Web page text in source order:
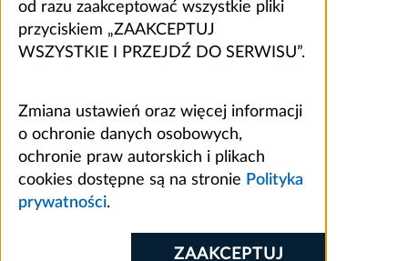
od razu zaakceptować wszystkie pliki
przyciskiem „ZAAKCEPTUJ
WSZYSTKIE I PRZEJDŹ DO SERWISU”.
Zmiana ustawień oraz więcej informacji
o ochronie danych osobowych,
ochronie praw autorskich i plikach
cookies dostępne są na stronie Polityka
prywatności.
ZAAKCEPTUJ